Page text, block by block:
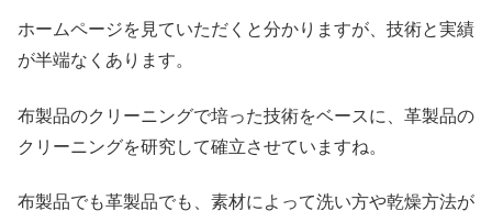
ホームページを見ていただくと分かりますが、技術と実績
が半端なくあります。
布製品のクリーニングで培った技術をベースに、革製品の
クリーニングを研究して確立させていますね。
布製品でも革製品でも、素材によって洗い方や乾燥方法が